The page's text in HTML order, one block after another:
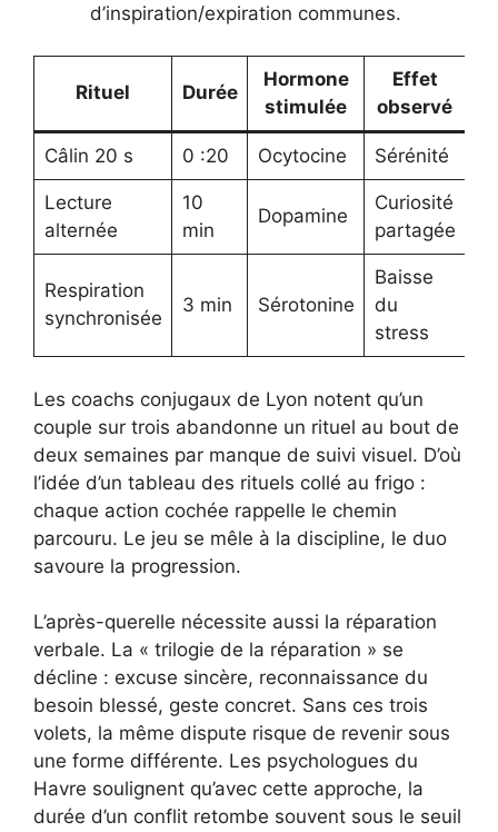
d’inspiration/expiration communes.
Rituel Durée
Hormone
stimulée
Effet
observé
Câlin 20 s 0 :20 Ocytocine Sérénité
Lecture
alternée
10
min
Dopamine
Curiosité
partagée
Respiration
synchronisée
3 min Sérotonine
Baisse
du
stress
Les coachs conjugaux de Lyon notent qu’un
couple sur trois abandonne un rituel au bout de
deux semaines par manque de suivi visuel. D’où
l’idée d’un tableau des rituels collé au frigo :
chaque action cochée rappelle le chemin
parcouru. Le jeu se mêle à la discipline, le duo
savoure la progression.
L’après-querelle nécessite aussi la réparation
verbale. La « trilogie de la réparation » se
décline : excuse sincère, reconnaissance du
besoin blessé, geste concret. Sans ces trois
volets, la même dispute risque de revenir sous
une forme différente. Les psychologues du
Havre soulignent qu’avec cette approche, la
durée d’un conflit retombe souvent sous le seuil